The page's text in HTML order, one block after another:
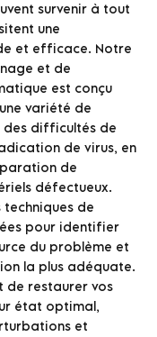
survenir à tout
une
et efficace. Notre
et de
est conçu
variété de
des difficultés de
de virus, en
de
défectueux.
techniques de
pour identifier
du problème et
la plus adéquate.
de restaurer vos
état optimal,
et